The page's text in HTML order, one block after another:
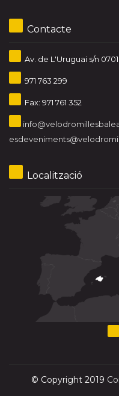
Contacte
Av. de L'Uruguai s/n
971 763 299
Fax: 971 761 352
Localització
© Copyright 2019